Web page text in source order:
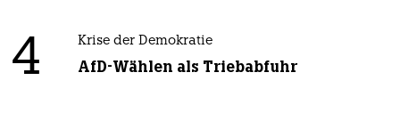
4 Krise der Demokratie
AfD-Wählen als Triebabfuhr